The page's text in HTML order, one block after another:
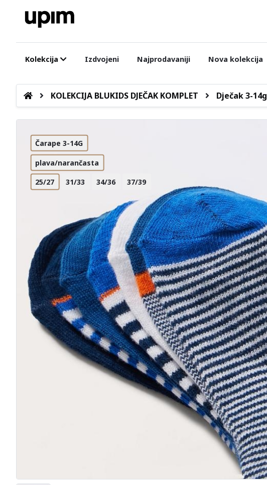
Kolekcija Izdvojeni Najprodavaniji Nova kolekcija
KOLEKCIJA BLUKIDS DJEČAK KOMPLET Dječak 3-14g
Čarape 3-14G
plava/narančasta
25/27 31/33 34/36 37/39